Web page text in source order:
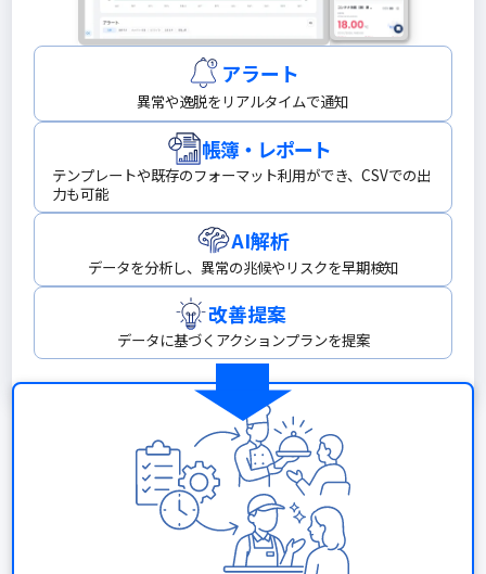
アラート
異常や逸脱をリアルタイムで通知
帳簿・レポート
テンプレートや既存のフォーマット利用ができ、CSVでの出
力も可能
AI解析
データを分析し、異常の兆候やリスクを早期検知
改善提案
データに基づくアクションプランを提案